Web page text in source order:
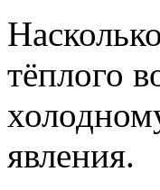
тёплого
явления.